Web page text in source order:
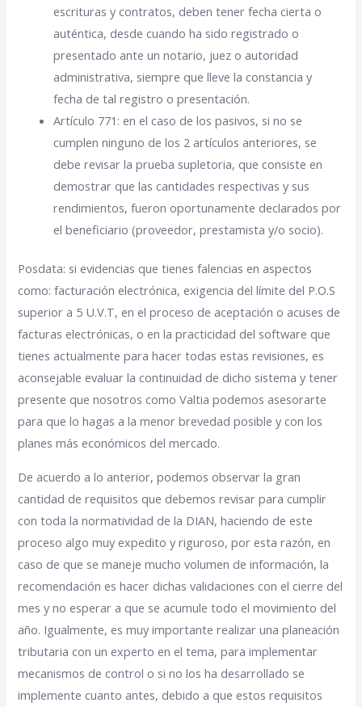
escrituras y contratos, deben tener fecha cierta o
auténtica, desde cuando ha sido registrado o
presentado ante un notario, juez o autoridad
administrativa, siempre que lleve la constancia y
fecha de tal registro o presentación.
Artículo 771: en el caso de los pasivos, si no se
cumplen ninguno de los 2 artículos anteriores, se
debe revisar la prueba supletoria, que consiste en
demostrar que las cantidades respectivas y sus
rendimientos, fueron oportunamente declarados por
el beneficiario (proveedor, prestamista y/o socio).
Posdata: si evidencias que tienes falencias en aspectos
como: facturación electrónica, exigencia del límite del P.O.S
superior a 5 U.V.T, en el proceso de aceptación o acuses de
facturas electrónicas, o en la practicidad del software que
tienes actualmente para hacer todas estas revisiones, es
aconsejable evaluar la continuidad de dicho sistema y tener
presente que nosotros como Valtia podemos asesorarte
para que lo hagas a la menor brevedad posible y con los
planes más económicos del mercado.
De acuerdo a lo anterior, podemos observar la gran
cantidad de requisitos que debemos revisar para cumplir
con toda la normatividad de la DIAN, haciendo de este
proceso algo muy expedito y riguroso, por esta razón, en
caso de que se maneje mucho volumen de información, la
recomendación es hacer dichas validaciones con el cierre del
mes y no esperar a que se acumule todo el movimiento del
año. Igualmente, es muy importante realizar una planeación
tributaria con un experto en el tema, para implementar
mecanismos de control o si no los ha desarrollado se
implemente cuanto antes, debido a que estos requisitos